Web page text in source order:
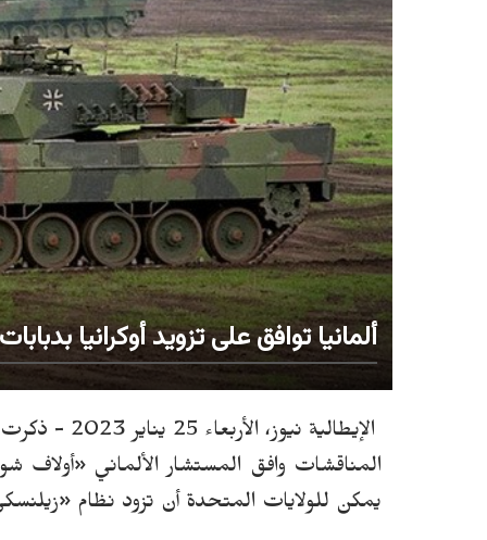
ألمانيا توافق على تزويد أوكرانيا
الإيطالية نيوز، الأربعاء 25 يناير 2023 - ذكرت صحيفة "دي
المناقشات وافق المستشار الألماني «أولاف
يمكن للولايات المتحدة أن تزود نظام